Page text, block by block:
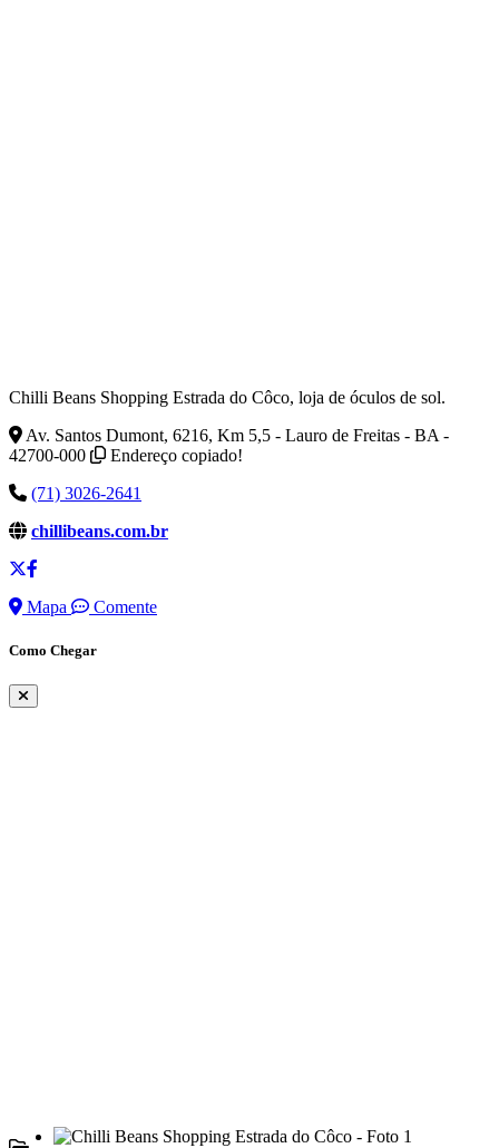
Chilli Beans Shopping Estrada do Côco, loja de óculos de sol.
Av. Santos Dumont, 6216, Km 5,5 - Lauro de Freitas - BA -
42700-000
Endereço copiado!
(71) 3026-2641
chillibeans.com.br
Mapa Comente
Como Chegar